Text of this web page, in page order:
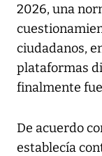
2026, una
ciudadanos,
plataformas
finalmente
De acuerdo
establecía